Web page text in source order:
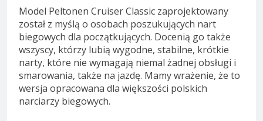
Model Peltonen Cruiser Classic zaprojektowany
został z myślą o osobach poszukujących nart
biegowych dla początkujących. Docenią go także
wszyscy, którzy lubią wygodne, stabilne, krótkie
narty, które nie wymagają niemal żadnej obsługi i
smarowania, także na jazdę. Mamy wrażenie, że to
wersja opracowana dla większości polskich
narciarzy biegowych.